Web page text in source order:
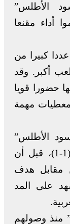
الأطلس”
بنتيجة 4-0، وقدموا أداء مقنعا
كبيرا من
أكبر. وقد
حضورا قويا
معطيات مهمة
الأطلس”
تعادلوا مع منتخب الإكوادور القوي (1-1)، قبل أن
مقابل هدف
تشهد على المد
منذ وصولهم